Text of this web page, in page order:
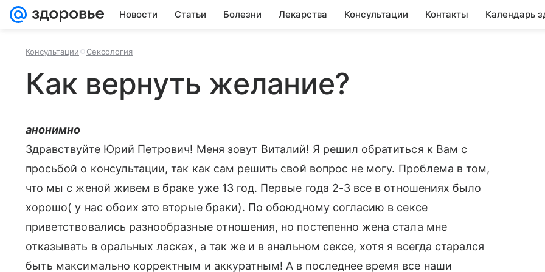
Новости Статьи Болезни Лекарства Консультации Контакты Календарь
Консультации Сексология
Как вернуть желание?
анонимно
Здравствуйте Юрий Петрович! Меня зовут Виталий! Я решил обратиться к Вам с
просьбой о консультации, так как сам решить свой вопрос не могу. Проблема в том,
что мы с женой живем в браке уже 13 год. Первые года 2-3 все в отношениях было
хорошо( у нас обоих это вторые браки). По обоюдному согласию в сексе
приветствовались разнообразные отношения, но постепенно жена стала мне
отказывать в оральных ласках, а так же и в анальном сексе, хотя я всегда старался
быть максимально корректным и аккуратным! А в последнее время все наши